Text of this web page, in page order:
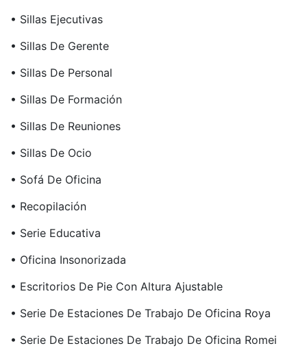
• Sillas Ejecutivas
• Sillas De Gerente
• Sillas De Personal
• Sillas De Formación
• Sillas De Reuniones
• Sillas De Ocio
• Sofá De Oficina
• Recopilación
• Serie Educativa
• Oficina Insonorizada
• Escritorios De Pie Con Altura Ajustable
• Serie De Estaciones De Trabajo De Oficina Roya
• Serie De Estaciones De Trabajo De Oficina Romei